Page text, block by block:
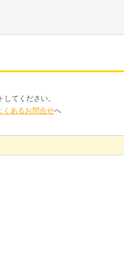
てください。
くあるお問合せへ